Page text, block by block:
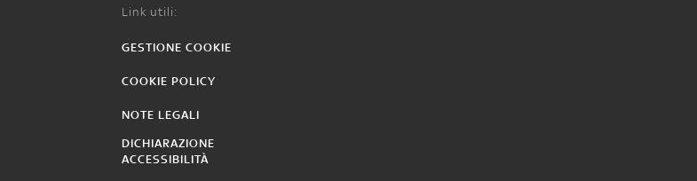
Link utili:
GESTIONE COOKIE
COOKIE POLICY
NOTE LEGALI
DICHIARAZIONE
ACCESSIBILITÀ